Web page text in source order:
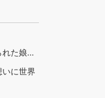
れた娘…
いに世界